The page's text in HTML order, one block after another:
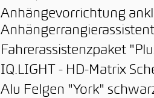
Anhängevorrichtung
Fahrerassistenzpaket
IQ.LIGHT - HD-Matrix
Alu Felgen "York"